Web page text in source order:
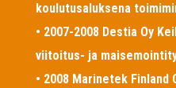
koulutusaluksena
• 2007-2008 Destia Oy
viitoitus- ja
• 2008 Marinetek Finland